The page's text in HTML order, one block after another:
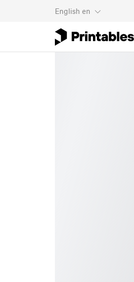
English en